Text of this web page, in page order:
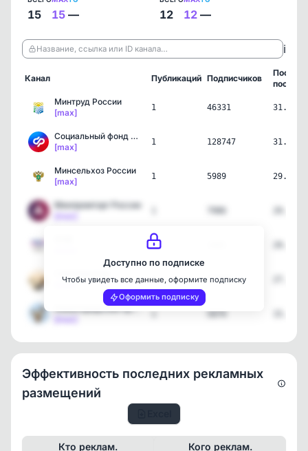
15 15 — 12 12 —
Название, ссылка или ID канала… ℹ️
Канал Публикаций Подписчиков
пост
Минтруд России
[max]
1 46331
Социальный фонд России
[max]
1 128747
Минсельхоз России
[max]
1 5989
Минпромторг России
7986
1
[max]
4 25368
Нижегородская правда | Н…
1 5079
Доступно по подписке
Чтобы увидеть все данные, оформите подписку
Оформить подписку
Эффективность последних рекламных
размещений
Кто реклам. Кого реклам.